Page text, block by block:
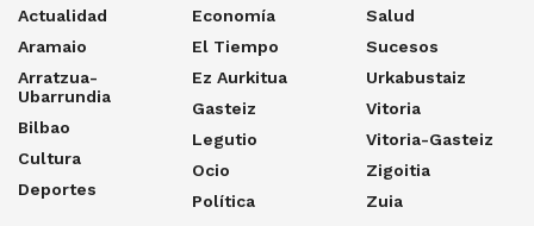
Actualidad
Aramaio
Arratzua-
Ubarrundia
Bilbao
Cultura
Deportes
Economía
El Tiempo
Ez Aurkitua
Gasteiz
Legutio
Ocio
Política
Salud
Sucesos
Urkabustaiz
Vitoria
Vitoria-Gasteiz
Zigoitia
Zuia